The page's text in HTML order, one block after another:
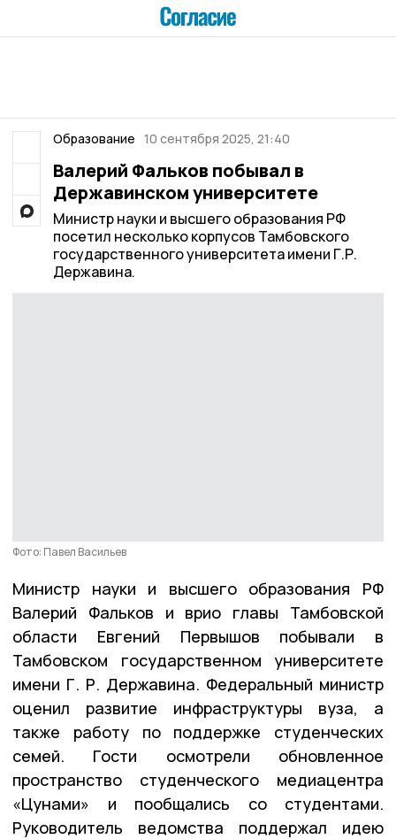
Образование 10 сентября 2025, 21:40
Валерий Фальков побывал в
Державинском университете
Министр науки и высшего образования РФ
посетил несколько корпусов Тамбовского
государственного университета имени Г.Р.
Державина.
Фото: Павел Васильев
Министр науки и высшего образования РФ
Валерий Фальков и врио главы Тамбовской
области Евгений Первышов побывали в
Тамбовском государственном университете
имени Г. Р. Державина. Федеральный министр
оценил развитие инфраструктуры вуза, а
также работу по поддержке студенческих
семей. Гости осмотрели обновленное
пространство студенческого медиацентра
«Цунами» и пообщались со студентами.
Руководитель ведомства поддержал идею